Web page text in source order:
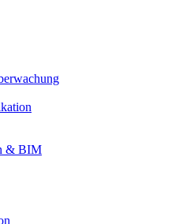
& BIM